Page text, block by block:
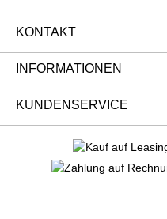
KONTAKT
INFORMATIONEN
KUNDENSERVICE